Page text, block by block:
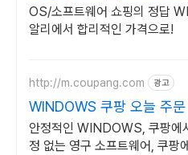
쏙드는 오늘의 특가
OS/소프트웨어 쇼핑의 정답
알리에서 합리적인 가격으로!
http://m.coupang.com 광고
WINDOWS 쿠팡 오늘 주
안정적인 WINDOWS, 쿠팡에
정 없는 영구 소프트웨어, 쿠팡